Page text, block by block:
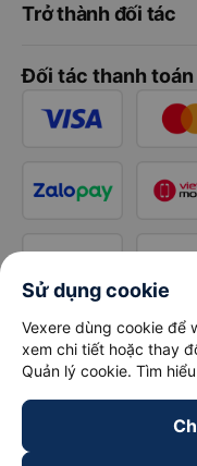
Trở thành đối tác
Đối tác thanh toán
Sử dụng cookie
Vexere dùng cookie để
xem chi tiết hoặc thay
Quản lý cookie. Tìm